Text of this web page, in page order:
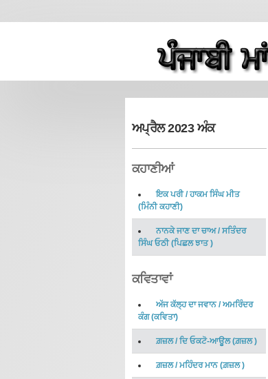
ਅਪ੍ਰੈਲ 2023 ਅੰਕ
ਕਹਾਣੀਆਂ
ਇਕ ਪਰੀ/ਹਾਕਮ ਸਿੰਘ ਮੀਤ
(ਮਿੰਨੀ ਕਹਾਣੀ)
ਨਾਨਕੇ ਜਾਣ ਦਾ ਚਾਅ/ ਸਤਿੰਦਰ
ਸਿੰਘ ਓਠੀ(ਪਿਛਲ ਝਾਤ)
ਕਵਿਤਾਵਾਂ
ਅੱਜ ਕੱਲ੍ਹ ਦਾ ਜਵਾਨ/ਅਮਰਿੰਦਰ
ਕੰਗ(ਕਵਿਤਾ)
ਗ਼ਜ਼ਲ/ ਦਿ ਓਕਟੋ-ਆਊਲ(ਗ਼ਜ਼ਲ)
ਗ਼ਜ਼ਲ/ਮਹਿੰਦਰ ਮਾਨ(ਗ਼ਜ਼ਲ)